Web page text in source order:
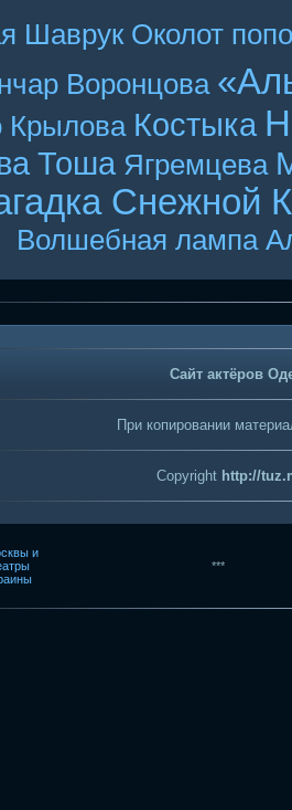
Шаврук Околот
Воронцова
Крылова Костыка
Тоша Ягремцева
Снежной
Волшебная лампа
Сайт актёров
При копировании
Copyright http://
***